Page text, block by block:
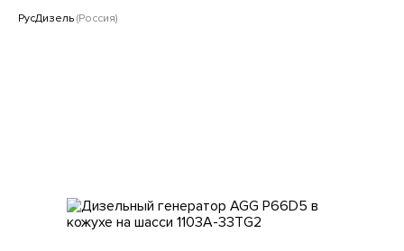
РусДизель (Россия)